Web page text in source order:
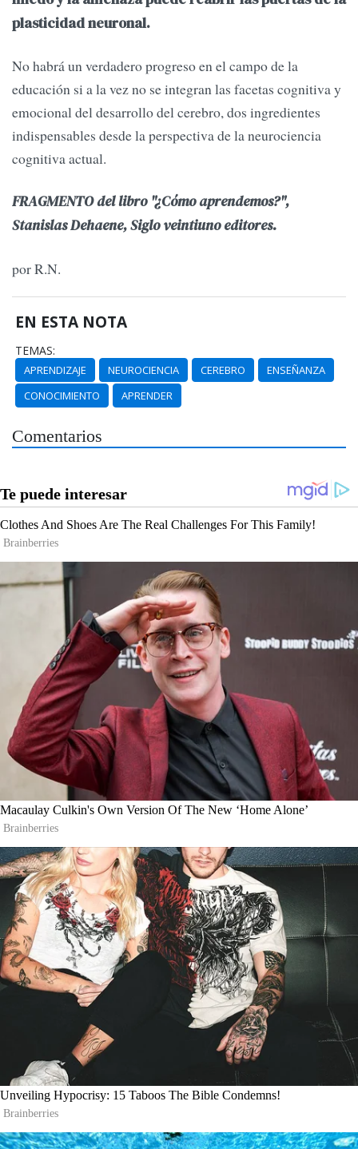
plasticidad neuronal.
No habrá un verdadero progreso en el campo de la
educación si a la vez no se integran las facetas cognitiva y
emocional del desarrollo del cerebro, dos ingredientes
indispensables desde la perspectiva de la neurociencia
cognitiva actual.
FRAGMENTO del libro "¿Cómo aprendemos?",
Stanislas Dehaene, Siglo veintiuno editores.
por R.N.
EN ESTA NOTA
TEMAS:
APRENDIZAJE NEUROCIENCIA CEREBRO
ENSEÑANZA
CONOCIMIENTO
APRENDER
Comentarios